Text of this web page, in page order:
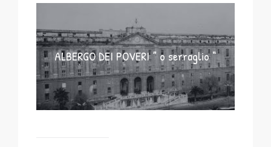
ALBERGO DEI POVERI ” o serraglio “